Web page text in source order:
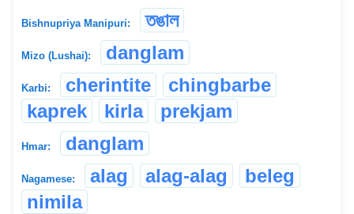
Bishnupriya Manipuri: তঙাল
Mizo (Lushai): danglam
Karbi: cherintite
chingbarbe
kaprek
kirla prekjam
Hmar: danglam
Nagamese: alag alag-alag
beleg
nimila